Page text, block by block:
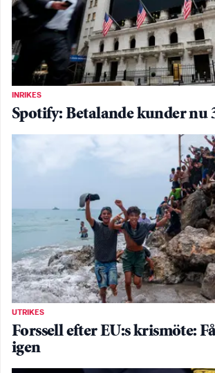
INRIKES
Spotify: Betalande kunder nu
UTRIKES
Forssell efter EU:s krismöte:
igen